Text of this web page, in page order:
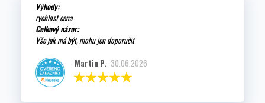
Výhody:
rychlost cena
Celkový názor:
Vše jak má být, mohu jen doporučit
Martin P. 30.06.2026